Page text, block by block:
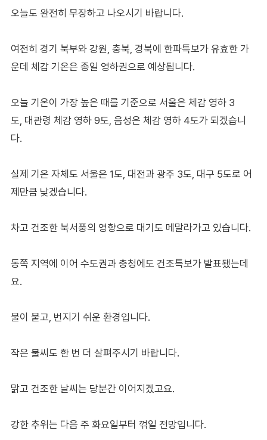
오늘도 완전히 무장하고 나오시기 바랍니다.
여전히 경기 북부와 강원, 충북, 경북에 한파특보가 유효한 가
운데 체감 기온은 종일 영하권으로 예상됩니다.
오늘 기온이 가장 높은 때를 기준으로 서울은 체감 영하 3
도, 대관령 체감 영하 9도, 음성은 체감 영하 4도가 되겠습니
다.
실제 기온 자체도 서울은 1도, 대전과 광주 3도, 대구 5도로 어
제만큼 낮겠습니다.
차고 건조한 북서풍의 영향으로 대기도 메말라가고 있습니다.
동쪽 지역에 이어 수도권과 충청에도 건조특보가 발표됐는데
요.
불이 붙고, 번지기 쉬운 환경입니다.
작은 불씨도 한 번 더 살펴주시기 바랍니다.
맑고 건조한 날씨는 당분간 이어지겠고요.
강한 추위는 다음 주 화요일부터 꺾일 전망입니다.